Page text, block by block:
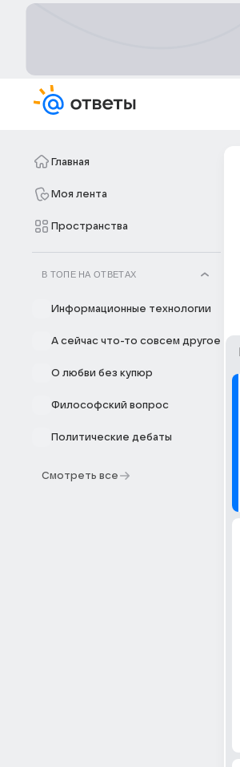
Главная
Моя лента
Пространства
В ТОПЕ НА ОТВЕТАХ
Информационные технологии
А сейчас что-то совсем другое
О любви без купюр
Философский вопрос
Политические дебаты
Смотреть все